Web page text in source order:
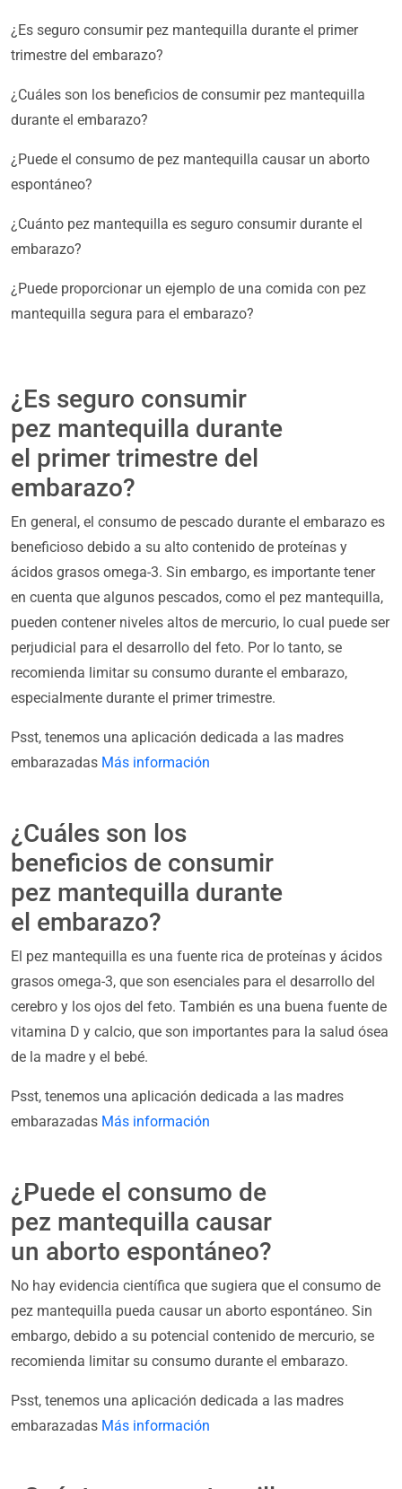
¿Es seguro consumir pez mantequilla durante el primer
trimestre del embarazo?
¿Cuáles son los beneficios de consumir pez mantequilla
durante el embarazo?
¿Puede el consumo de pez mantequilla causar un aborto
espontáneo?
¿Cuánto pez mantequilla es seguro consumir durante el
embarazo?
¿Puede proporcionar un ejemplo de una comida con pez
mantequilla segura para el embarazo?
¿Es seguro consumir
pez mantequilla durante
el primer trimestre del
embarazo?
En general, el consumo de pescado durante el embarazo es
beneficioso debido a su alto contenido de proteínas y
ácidos grasos omega-3. Sin embargo, es importante tener
en cuenta que algunos pescados, como el pez mantequilla,
pueden contener niveles altos de mercurio, lo cual puede ser
perjudicial para el desarrollo del feto. Por lo tanto, se
recomienda limitar su consumo durante el embarazo,
especialmente durante el primer trimestre.
Psst, tenemos una aplicación dedicada a las madres
embarazadas Más información
¿Cuáles son los
beneficios de consumir
pez mantequilla durante
el embarazo?
El pez mantequilla es una fuente rica de proteínas y ácidos
grasos omega-3, que son esenciales para el desarrollo del
cerebro y los ojos del feto. También es una buena fuente de
vitamina D y calcio, que son importantes para la salud ósea
de la madre y el bebé.
Psst, tenemos una aplicación dedicada a las madres
embarazadas Más información
¿Puede el consumo de
pez mantequilla causar
un aborto espontáneo?
No hay evidencia científica que sugiera que el consumo de
pez mantequilla pueda causar un aborto espontáneo. Sin
embargo, debido a su potencial contenido de mercurio, se
recomienda limitar su consumo durante el embarazo.
Psst, tenemos una aplicación dedicada a las madres
embarazadas Más información